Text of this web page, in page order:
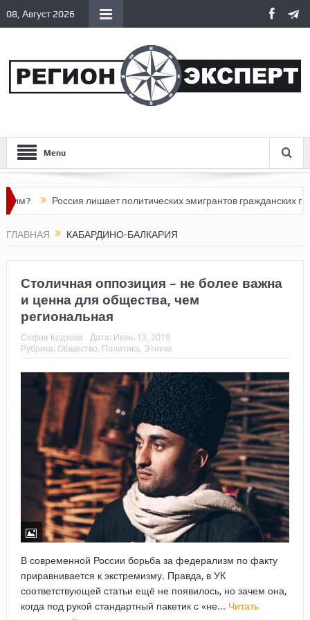
08, Август 2026
Menu
Россия лишает политических эмигрантов гражданских
ГЛАВНАЯ КАБАРДИНО-БАЛКАРИЯ
Столичная оппозиция – не более важна
и ценна для общества, чем
региональная
София Кодзова Дата: Июнь 13, 2019
Рубрика: Общество Политика Этника
В современной России борьба за федерализм по факту
приравнивается к экстремизму. Правда, в УК
соответствующей статьи ещё не появилось, но зачем она,
когда под рукой стандартный пакетик с «не... Читать